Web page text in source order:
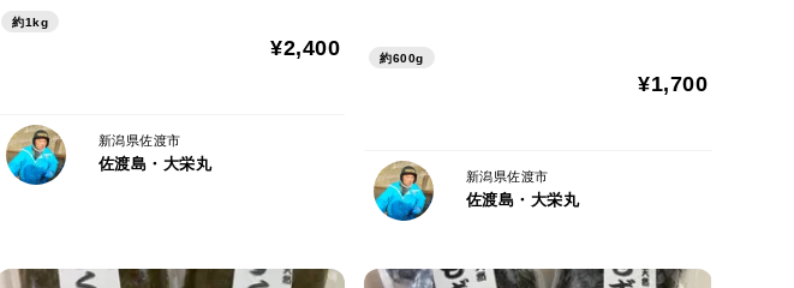
約1kg
¥2,400
新潟県佐渡市
佐渡島・大栄丸
約600g
¥1,700
新潟県佐渡市
佐渡島・大栄丸